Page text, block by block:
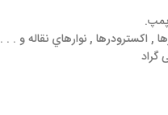
پمپ.
, اکسترودرها , نوارهاي نقاله و . . .